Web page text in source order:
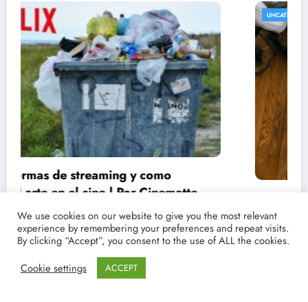
UNCATEGORIZED
Conoce las fechas de estrenos y críticas de
tus películas y series favoritas con Point
Magazine
21/03/2021 lucenpop
We use cookies on our website to give you the most relevant
experience by remembering your preferences and repeat visits.
By clicking “Accept”, you consent to the use of ALL the cookies.
Cookie settings
ACCEPT